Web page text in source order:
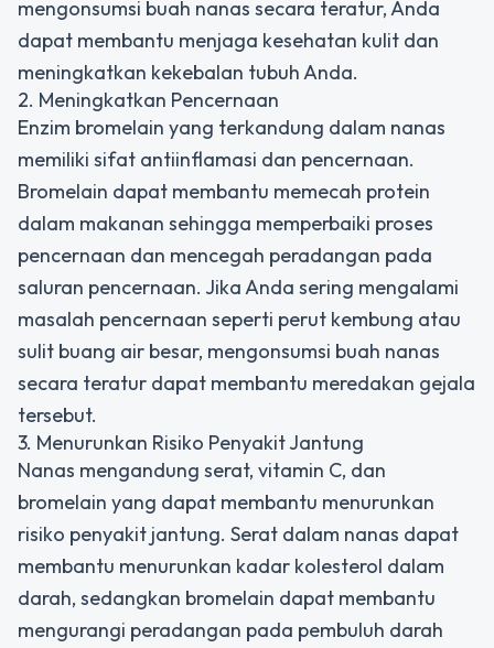
mengonsumsi buah nanas secara teratur, Anda
dapat membantu menjaga kesehatan kulit dan
meningkatkan kekebalan tubuh Anda.
2. Meningkatkan Pencernaan
Enzim bromelain yang terkandung dalam nanas
memiliki sifat antiinflamasi dan pencernaan.
Bromelain dapat membantu memecah protein
dalam makanan sehingga memperbaiki proses
pencernaan dan mencegah peradangan pada
saluran pencernaan. Jika Anda sering mengalami
masalah pencernaan seperti perut kembung atau
sulit buang air besar, mengonsumsi buah nanas
secara teratur dapat membantu meredakan gejala
tersebut.
3. Menurunkan Risiko Penyakit Jantung
Nanas mengandung serat, vitamin C, dan
bromelain yang dapat membantu menurunkan
risiko penyakit jantung. Serat dalam nanas dapat
membantu menurunkan kadar kolesterol dalam
darah, sedangkan bromelain dapat membantu
mengurangi peradangan pada pembuluh darah